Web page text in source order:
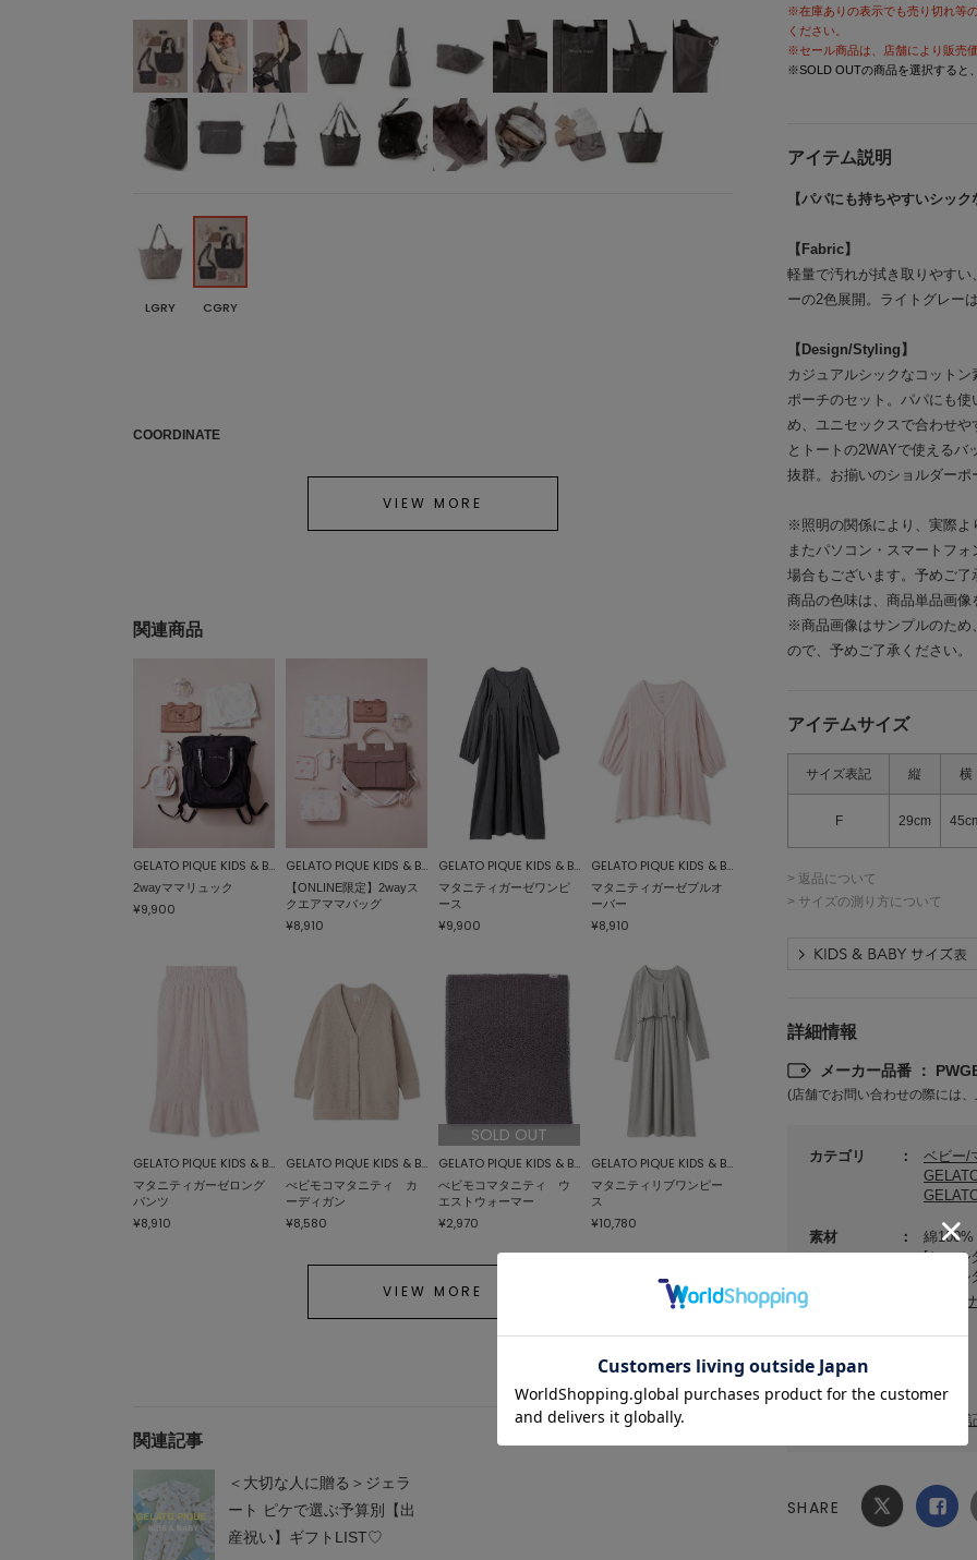
※在庫ありの表示でも売り切れ等
ください。
※セール商品は、店舗により販売
※SOLD OUTの商品を選択すると
アイテム説明
【パパにも持ちやすいシッ
【Fabric】
軽量で汚れが拭き取りやす
ーの2色展開。ライトグレー
【Design/Styling】
カジュアルシックなコット
ポーチのセット。パパにも
め、ユニセックスで合わせ
とトートの2WAYで使えるバ
抜群。お揃いのショルダーポ
※照明の関係により、実際よ
またパソコン・スマートフ
場合もございます。予めご了
商品の色味は、商品単品画像
※商品画像はサンプルのため
ので、予めご了承ください。
アイテムサイズ
サイズ表記 縦 横
F 29cm
> 返品について
> サイズの測り方について
詳細情報
メーカー品番 ：
(店舗でお問い合わせの際には
カテゴリ ベビー/
素材
綿100%
[ショル
[ショ
サステ
洗濯表記
[本体]
洗濯表
SHARE
LGRY CGRY
COORDINATE
VIEW MORE
関連商品
GELATO PIQUE KIDS & BABY
2wayママリュック
¥9,900
GELATO PIQUE KIDS & BABY
【ONLINE限定】2wayス
クエアママバッグ
¥8,910
GELATO PIQUE KIDS & BABY
マタニティガーゼワンピ
ース
¥9,900
GELATO PIQUE KIDS & BABY
マタニティガーゼプルオ
ーバー
¥8,910
GELATO PIQUE KIDS & BABY
マタニティガーゼロング
パンツ
¥8,910
GELATO PIQUE KIDS & BABY
べビモコマタニティ カ
ーディガン
¥8,580
SOLD OUT
GELATO PIQUE KIDS & BABY
べビモコマタニティ ウ
エストウォーマー
¥2,970
GELATO PIQUE KIDS & BABY
マタニティリブワンピー
ス
¥10,780
マタニティリブロングパ
ンツ
¥7,590
マタニティリブプルオー
¥7,590
VIEW MORE
関連記事
＜大切な人に贈る＞ジェラ
ート ピケで選ぶ予算別【出
産祝い】ギフトLIST♡